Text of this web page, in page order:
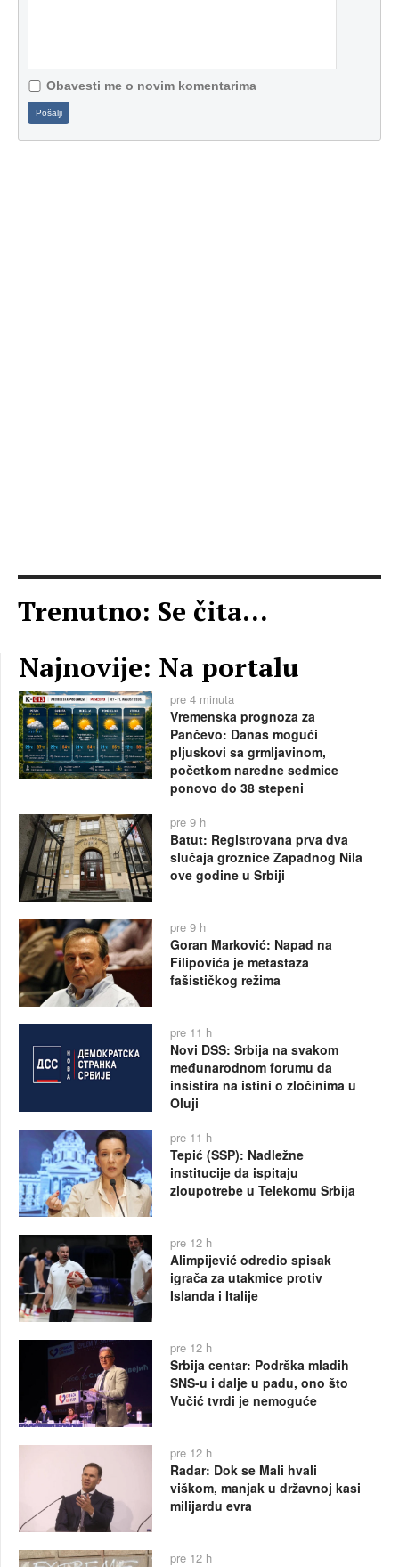
Obavesti me o novim komentarima
Pošalji
Trenutno: Se čita...
Najnovije: Na portalu
pre 4 minuta
Vremenska prognoza za
Pančevo: Danas mogući
pljuskovi sa grmljavinom,
početkom naredne sedmice
ponovo do 38 stepeni
pre 9 h
Batut: Registrovana prva dva
slučaja groznice Zapadnog Nila
ove godine u Srbiji
pre 9 h
Goran Marković: Napad na
Filipovića je metastaza
fašističkog režima
pre 11 h
Novi DSS: Srbija na svakom
međunarodnom forumu da
insistira na istini o zločinima u
Oluji
pre 11 h
Tepić (SSP): Nadležne
institucije da ispitaju
zloupotrebe u Telekomu Srbija
pre 12 h
Alimpijević odredio spisak
igrača za utakmice protiv
Islanda i Italije
pre 12 h
Srbija centar: Podrška mladih
SNS-u i dalje u padu, ono što
Vučić tvrdi je nemoguće
pre 12 h
Radar: Dok se Mali hvali
viškom, manjak u državnoj kasi
milijardu evra
pre 12 h